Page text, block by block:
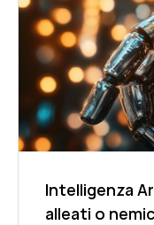
Intelligenza
alleati o